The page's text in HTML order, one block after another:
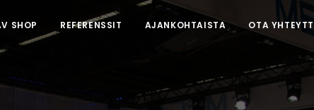
SHOP REFERENSSIT AJANKOHTAISTA OTA